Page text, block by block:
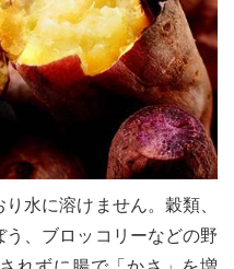
式twitterペ
式facebookペ
イル] 公式
水に溶けません。穀類、
、ブロッコリーなどの野